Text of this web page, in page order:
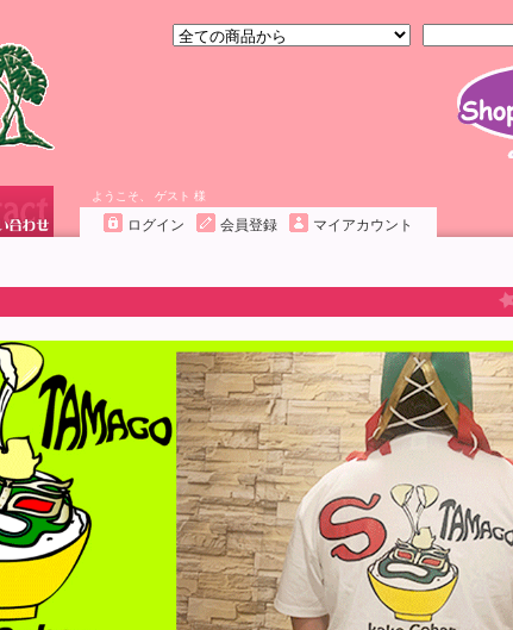
ようこそ、 ゲスト 様
ログイン 会員登録 マイアカウント